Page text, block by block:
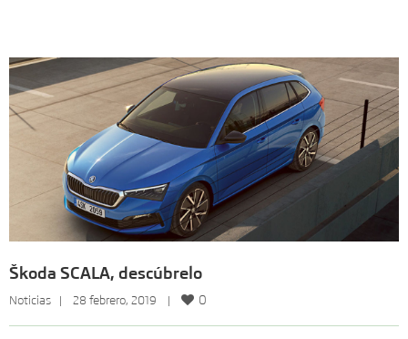
Škoda SCALA, descúbrelo
Noticias
   |    28 febrero, 2019    |
0